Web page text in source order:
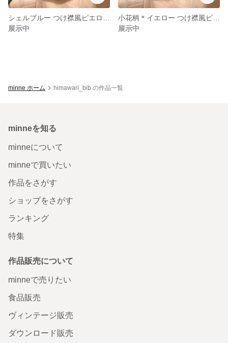
展示中
展示中
minne ホーム himawari_bib の作品一覧
minneを知る
minneについて
minneで買いたい
作品をさがす
ショップをさがす
ランキング
特集
作品販売について
minneで売りたい
食品販売
ヴィンテージ販売
ダウンロード販売